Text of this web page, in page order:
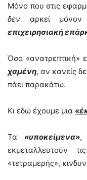
Μόνο που στις
δεν αρκεί μόνον
επιχειρησιακή
Όσο «ανατρεπτική»
χαμένη, αν κανείς
πάει παρακάτω.
Κι εδώ έχουμε μια
Τα «υποκείμενα»,
εκμεταλλευτούν
«τετραμερής»,